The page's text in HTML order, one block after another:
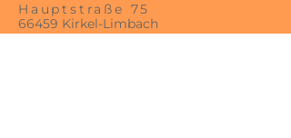
Hauptstraße 75
66459 Kirkel-Limbach